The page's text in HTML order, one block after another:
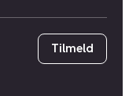
Tilmeld